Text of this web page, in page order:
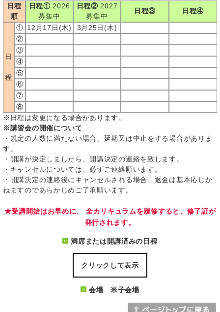
日程
順
日程①2026
募集中
日程②2027
募集中
日程③ 日程④
日
程
① 12月17日(木)
3月25日(木)
②
③
④
⑤
⑥
⑦
⑧
※日程は変更になる場合があります。
※講習会の開催について
・規定の人数に満たない場合、延期又は中止をする場合がありま
す。
・開講が決定しましたら、開講決定の連絡を致します。
・キャンセルについては、必ずご連絡願います。
・開講決定の連絡後にキャンセルされる場合、返金は基本応じか
ねますのであらかじめご了承願います。
★受講開始はお早めに、 全カリキュラムを履修すると、修了証が
発行されます。
満席または開講済みの日程
クリックして表示
会場 米子会場